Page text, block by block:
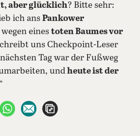
aber glücklich? Bitte sehr:
ich ans Pankower
wegen eines toten Baumes vor
uns Checkpoint-Leser
Tag war der Fußweg
und heute ist der
teilen
auf X teilenper WhatsApp teilen
per E-Mail teilen